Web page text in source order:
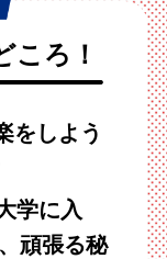
ころ！
をしよう
学に入
頑張る秘